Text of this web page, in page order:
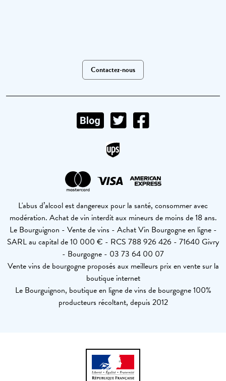
Contactez-nous
L'abus d’alcool est dangereux pour la santé, consommer avec
modération. Achat de vin interdit aux mineurs de moins de 18 ans.
Le Bourguignon - Vente de vins - Achat Vin Bourgogne en ligne -
SARL au capital de 10 000 € - RCS 788 926 426 - 71640 Givry
- Bourgogne - 03 73 64 00 07
Vente vins de bourgogne proposés aux meilleurs prix en vente sur la
boutique internet
Le Bourguignon, boutique en ligne de vins de bourgogne 100%
producteurs récoltant, depuis 2012